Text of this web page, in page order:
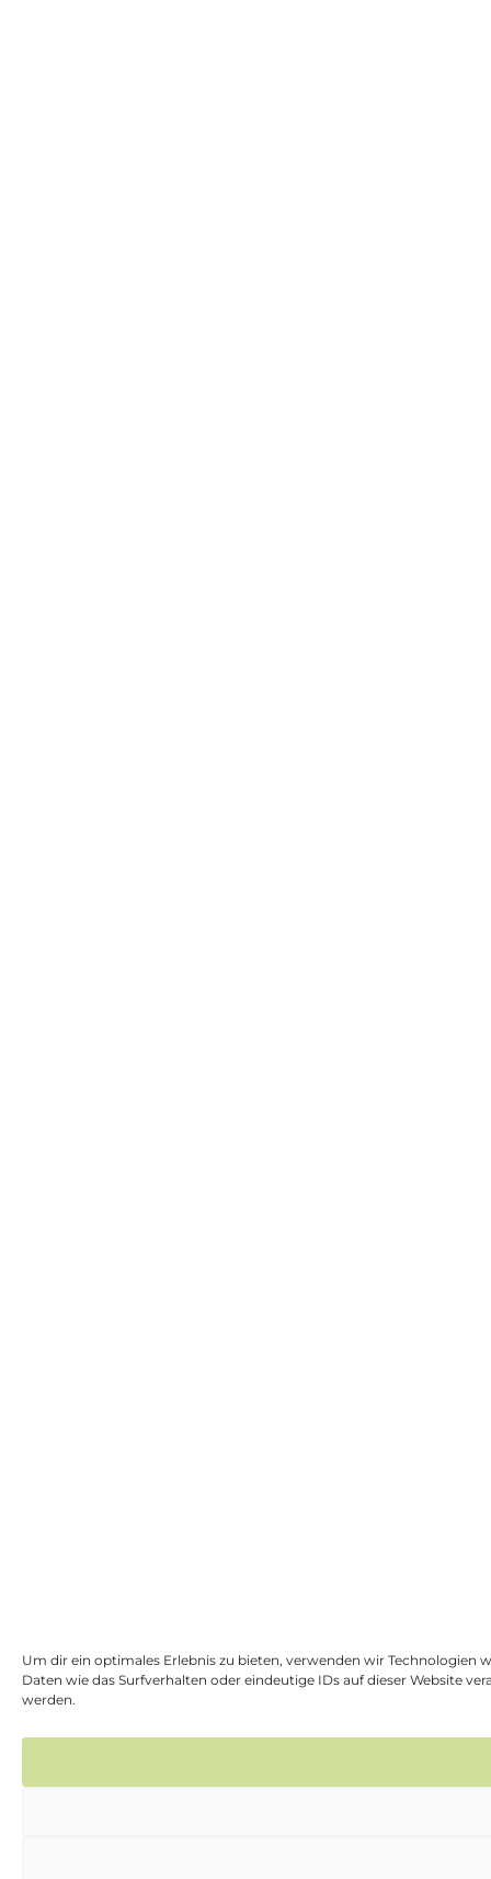
Um dir ein optimales Erlebnis zu bieten, verwenden wir Technologien
Daten wie das Surfverhalten oder eindeutige IDs auf dieser Website
werden.